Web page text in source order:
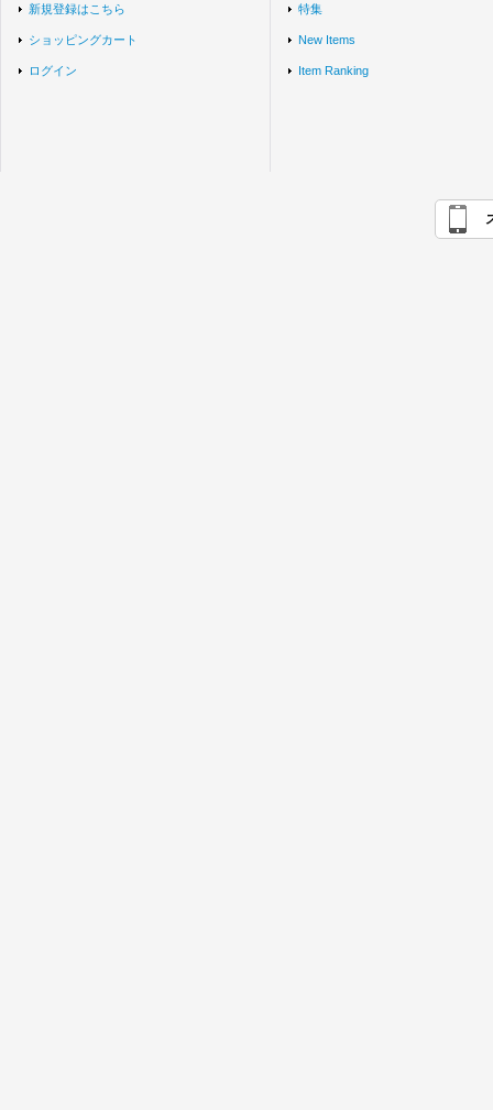
新規登録はこちら
ショッピングカート
ログイン
特集
New Items
Item Ranking